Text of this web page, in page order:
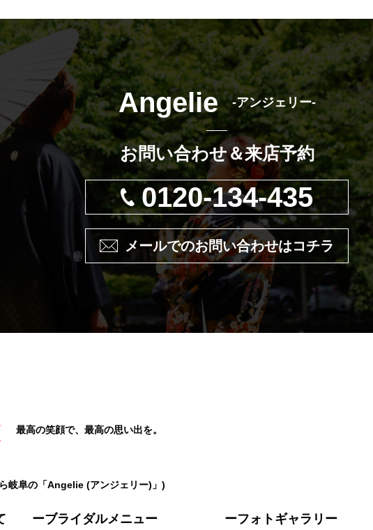
Angelie -アンジェリー-
お問い合わせ＆来店予約
0120-134-435
メールでのお問い合わせはコチラ
最高の笑顔で、最高の思い出を。
岐阜の「Angelie (アンジェリー)」)
ーブライダルメニュー ーフォトギャラリー